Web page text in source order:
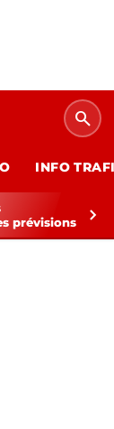
search
INFO
prévisions
chevron_right